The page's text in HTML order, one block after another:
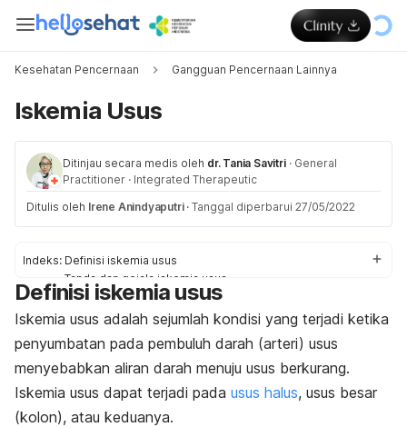
Kesehatan Pencernaan Gangguan Pencernaan Lainnya
Iskemia Usus
Ditinjau secara medis oleh dr. Tania Savitri · General
Practitioner · Integrated Therapeutic
Ditulis oleh Irene Anindyaputri · Tanggal diperbarui 27/05/2022
Indeks: Definisi iskemia usus
Tanda dan gejala iskemia usus
Penyebab iskemia usus
Faktor risiko iskemia usus
Diagnosis dan pengobatan
Pencegahan iskemia usus
Definisi iskemia usus
Iskemia usus adalah sejumlah kondisi yang terjadi ketika
penyumbatan pada pembuluh darah (arteri) usus
menyebabkan aliran darah menuju usus berkurang.
Iskemia usus dapat terjadi pada usus halus, usus besar
(kolon), atau keduanya.